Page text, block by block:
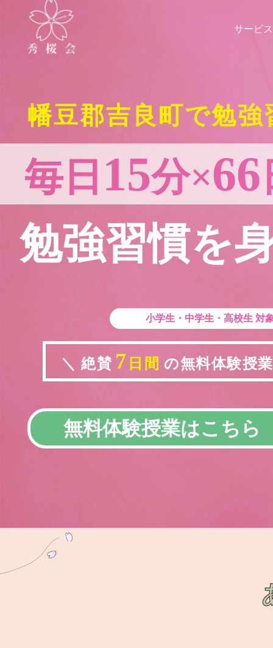
サービス
幡豆郡吉良町で勉
毎日 15分×66
勉強習慣を
小学生・中学生・高校生 対
＼ 絶賛 7 日間 の無料体験授
無料体験授業はこちら